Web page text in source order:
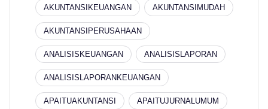
AKUNTANSIKEUANGAN AKUNTANSIMUDAH
AKUNTANSIPERUSAHAAN
ANALISISKEUANGAN ANALISISLAPORAN
ANALISISLAPORANKEUANGAN
APAITUAKUNTANSI APAITUJURNALUMUM